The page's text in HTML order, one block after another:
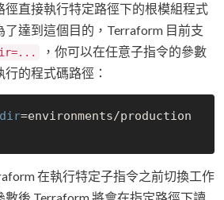
徑直接執行特定路徑下的根模組程式
達到這個目的，Terraform 目前支
，你可以在任意子指令的參數
的程式碼路徑：
在執行特定子指令之前切換工作